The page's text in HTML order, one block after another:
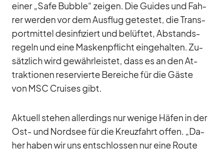
ei­ner „Safe Bubble“ zei­gen. Die Gui­des und Fah­
rer wer­den vor dem Aus­flug ge­tes­tet, die Trans­
port­mit­tel des­in­fi­ziert und be­lüf­tet, Ab­stands­
re­geln und eine Mas­ken­pflicht ein­ge­hal­ten. Zu­
sätz­lich wird ge­währ­leis­tet, dass es an den At­
trak­tio­nen re­ser­vierte Be­rei­che für die Gäste
von MSC Crui­ses gibt.
Ak­tu­ell ste­hen al­ler­dings nur we­nige Hä­fen in der
Ost- und Nord­see für die Kreuz­fahrt of­fen. „Da­
her ha­ben wir uns ent­schlos­sen nur eine Route